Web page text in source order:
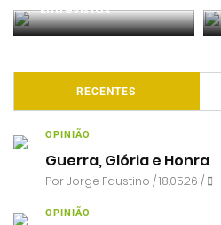
Entrevistas
RECENTES
OPINIÃO
Guerra, Glória e Honra
PorJorge Faustino / 18.05.26 /
OPINIÃO